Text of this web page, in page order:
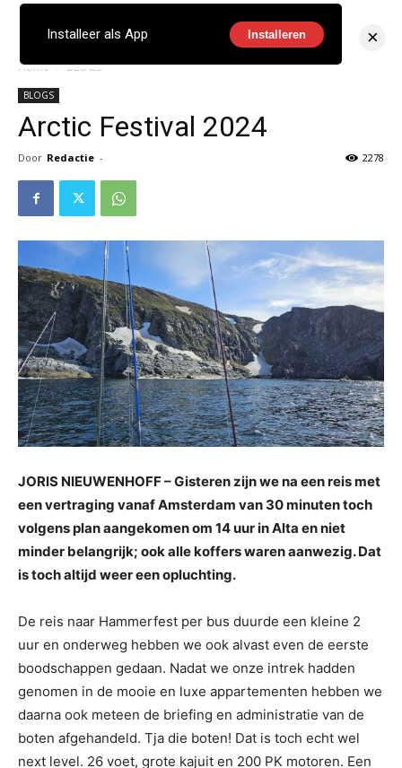
Home BLOGS
BLOGS
Arctic Festival 2024
Door Redactie - 2278
JORIS NIEUWENHOFF – Gisteren zijn we na een reis met
een vertraging vanaf Amsterdam van 30 minuten toch
volgens plan aangekomen om 14 uur in Alta en niet
minder belangrijk; ook alle koffers waren aanwezig. Dat
is toch altijd weer een opluchting.
De reis naar Hammerfest per bus duurde een kleine 2
uur en onderweg hebben we ook alvast even de eerste
boodschappen gedaan. Nadat we onze intrek hadden
genomen in de mooie en luxe appartementen hebben we
daarna ook meteen de briefing en administratie van de
boten afgehandeld. Tja die boten! Dat is toch echt wel
next level. 26 voet, grote kajuit en 200 PK motoren. Een
Installeer als App Installeren ×